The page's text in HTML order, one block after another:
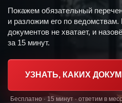
Покажем обязательный
и разложим его по
документов не хватает, и
за 15 минут.
УЗНАТЬ, КАКИХ
Бесплатно · 15 минут · ответим в